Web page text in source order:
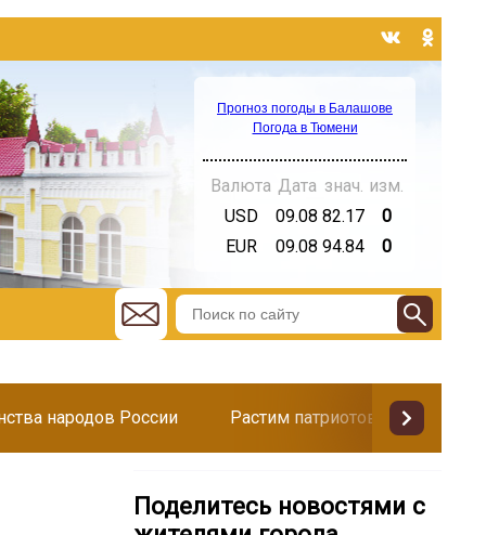
Прогноз погоды в Балашове
Погода в Тюмени
Валюта Дата знач. изм.
USD
09.08 82.17
0
EUR
09.08 94.84 0
народов России Растим патриотов
Поделитесь новостями с